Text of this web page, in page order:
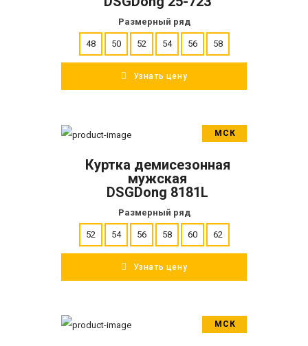
Размерный ряд
48 50 52 54 56 58
Узнать цену
МСК
ПОДРОБНЕЕ
Куртка демисезонная
мужская
DSGDong 8181L
Размерный ряд
52 54 56 58 60 62
Узнать цену
МСК